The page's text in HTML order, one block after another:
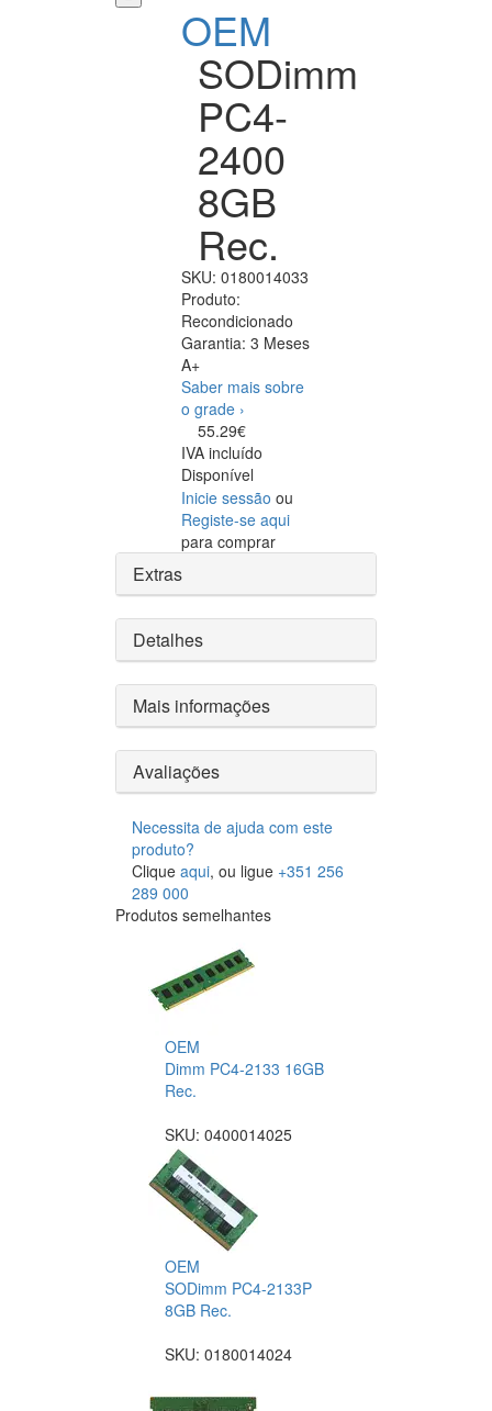
OEM
SODimm
PC4-
2400
8GB
Rec.
SKU: 0180014033
Produto:
Recondicionado
Garantia: 3 Meses
A+
Saber mais sobre
o grade ›
55.29€
IVA incluído
Disponível
Inicie sessão ou
Registe-se aqui
para comprar
Extras
Detalhes
Mais informações
Avaliações
Necessita de ajuda com este
produto?
Clique aqui, ou ligue +351 256
289 000
Produtos semelhantes
OEM
Dimm PC4-2133 16GB
Rec.
SKU: 0400014025
OEM
SODimm PC4-2133P
8GB Rec.
SKU: 0180014024